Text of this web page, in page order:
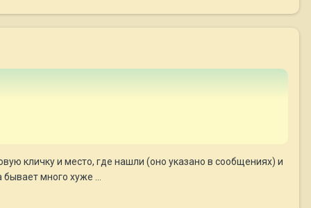
кличку и место, где нашли (оно указано в сообщениях) и
много хуже ...